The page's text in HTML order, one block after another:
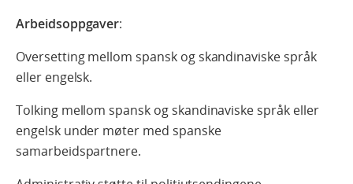
Arbeidsoppgaver:
Oversetting mellom spansk og skandinaviske språk
eller engelsk.
Tolking mellom spansk og skandinaviske språk eller
engelsk under møter med spanske
samarbeidspartnere.